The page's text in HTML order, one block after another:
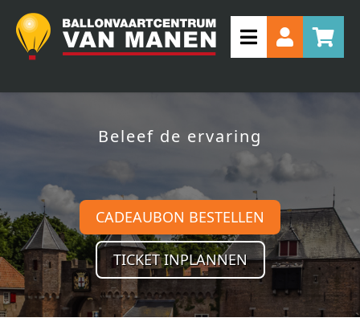
Beleef de ervaring
CADEAUBON BESTELLEN
TICKET INPLANNEN